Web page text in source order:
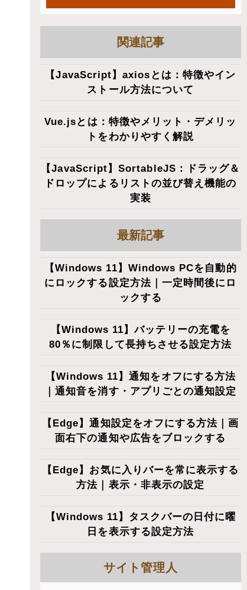
関連記事
【JavaScript】axiosとは：特徴やイン
ストール方法について
Vue.jsとは：特徴やメリット・デメリッ
トをわかりやすく解説
【JavaScript】SortableJS：ドラッグ＆
ドロップによるリストの並び替え機能の
実装
最新記事
【Windows 11】Windows PCを自動的
にロックする設定方法｜一定時間後にロ
ックする
【Windows 11】バッテリーの充電を
80％に制限して長持ちさせる設定方法
【Windows 11】通知をオフにする方法
｜通知音を消す・アプリごとの通知設定
【Edge】通知設定をオフにする方法｜画
面右下の通知や広告をブロックする
【Edge】お気に入りバーを常に表示する
方法｜表示・非表示の設定
【Windows 11】タスクバーの日付に曜
日を表示する設定方法
サイト管理人